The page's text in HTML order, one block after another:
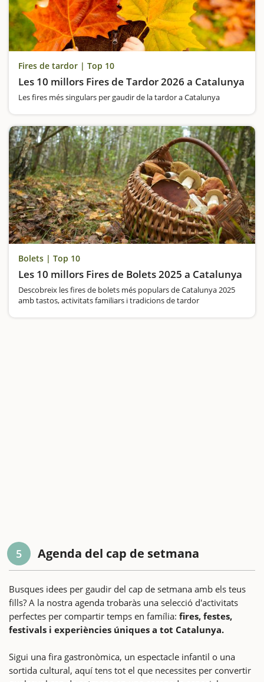
Fires de tardor | Top 10
Les 10 millors Fires de Tardor 2026 a Catalunya
Les fires més singulars per gaudir de la tardor a Catalunya
Bolets | Top 10
Les 10 millors Fires de Bolets 2025 a Catalunya
Descobreix les fires de bolets més populars de Catalunya 2025
amb tastos, activitats familiars i tradicions de tardor
5 Agenda del cap de setmana
Busques idees per gaudir del cap de setmana amb els teus
fills? A la nostra agenda trobaràs una selecció d'activitats
perfectes per compartir temps en família: fires, festes,
festivals i experiències úniques a tot Catalunya.
Sigui una fira gastronòmica, un espectacle infantil o una
sortida cultural, aquí tens tot el que necessites per convertir